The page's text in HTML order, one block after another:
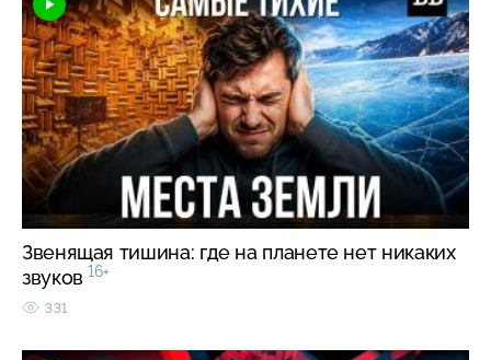
Звенящая тишина: где на планете нет никаких
звуков 16+
331